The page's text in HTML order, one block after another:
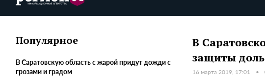
Популярное
В Саратовскую область с жарой придут дожди с
грозами и градом
В
защиты
16 марта 2019, 17:01